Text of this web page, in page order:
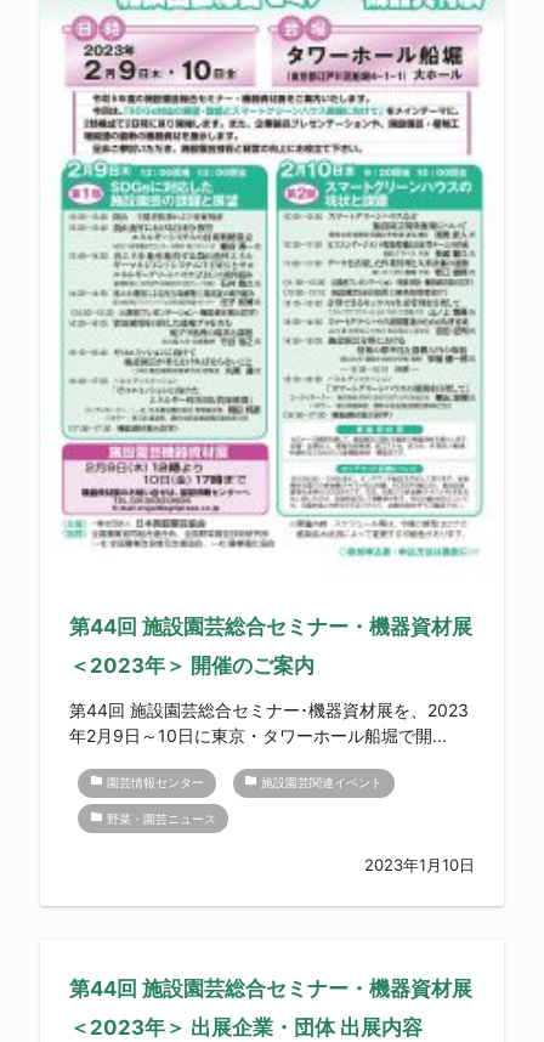
第44回 施設園芸総合セミナー・機器資材展
＜2023年＞ 開催のご案内
第44回 施設園芸総合セミナー･機器資材展を、2023
年2月9日～10日に東京・タワーホール船堀で開...
folder 園芸情報センター folder 施設園芸関連イベント
folder 野菜・園芸ニュース
2023年1月10日
第44回 施設園芸総合セミナー・機器資材展
＜2023年＞ 出展企業・団体 出展内容